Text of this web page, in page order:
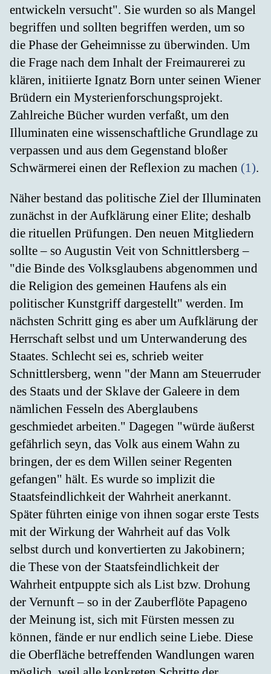
entwickeln versucht". Sie wurden so als Mangel
begriffen und sollten begriffen werden, um so
die Phase der Geheimnisse zu überwinden. Um
die Frage nach dem Inhalt der Freimaurerei zu
klären, initiierte Ignatz Born unter seinen Wiener
Brüdern ein Mysterienforschungsprojekt.
Zahlreiche Bücher wurden verfaßt, um den
Illuminaten eine wissenschaftliche Grundlage zu
verpassen und aus dem Gegenstand bloßer
Schwärmerei einen der Reflexion zu machen (1).
Näher bestand das politische Ziel der Illuminaten
zunächst in der Aufklärung einer Elite; deshalb
die rituellen Prüfungen. Den neuen Mitgliedern
sollte – so Augustin Veit von Schnittlersberg –
"die Binde des Volksglaubens abgenommen und
die Religion des gemeinen Haufens als ein
politischer Kunstgriff dargestellt" werden. Im
nächsten Schritt ging es aber um Aufklärung der
Herrschaft selbst und um Unterwanderung des
Staates. Schlecht sei es, schrieb weiter
Schnittlersberg, wenn "der Mann am Steuerruder
des Staats und der Sklave der Galeere in dem
nämlichen Fesseln des Aberglaubens
geschmiedet arbeiten." Dagegen "würde äußerst
gefährlich seyn, das Volk aus einem Wahn zu
bringen, der es dem Willen seiner Regenten
gefangen" hält. Es wurde so implizit die
Staatsfeindlichkeit der Wahrheit anerkannt.
Später führten einige von ihnen sogar erste Tests
mit der Wirkung der Wahrheit auf das Volk
selbst durch und konvertierten zu Jakobinern;
die These von der Staatsfeindlichkeit der
Wahrheit entpuppte sich als List bzw. Drohung
der Vernunft – so in der Zauberflöte Papageno
der Meinung ist, sich mit Fürsten messen zu
können, fände er nur endlich seine Liebe. Diese
die Oberfläche betreffenden Wandlungen waren